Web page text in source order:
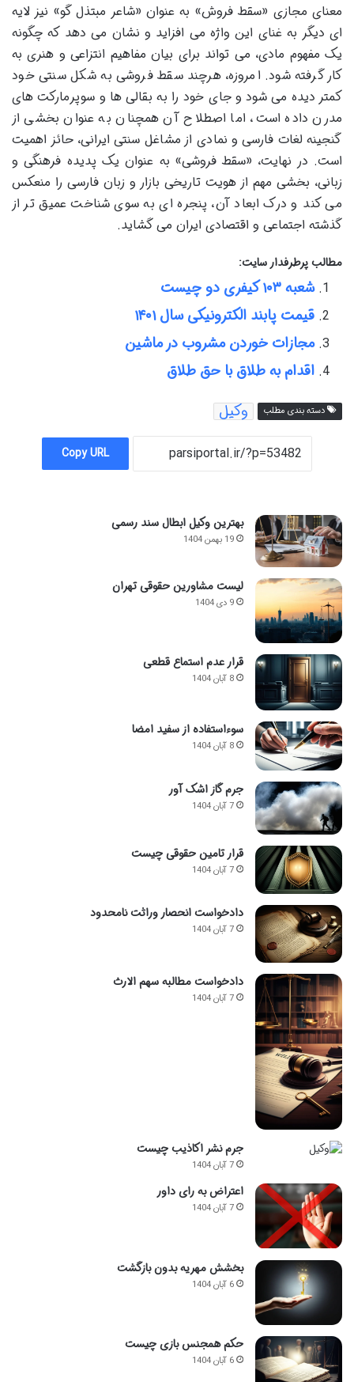
معنای مجازی «سقط فروش» به عنوان «شاعر مبتذل گو» نیز لایه
ای دیگر به غنای این واژه می افزاید و نشان می دهد که چگونه
یک مفهوم مادی، می تواند برای بیان مفاهیم انتزاعی و هنری به
کار گرفته شود. امروزه، هرچند سقط فروشی به شکل سنتی خود
کمتر دیده می شود و جای خود را به بقالی ها و سوپرمارکت های
مدرن داده است، اما اصطلاح آن همچنان به عنوان بخشی از
گنجینه لغات فارسی و نمادی از مشاغل سنتی ایرانی، حائز اهمیت
است. در نهایت، «سقط فروشی» به عنوان یک پدیده فرهنگی و
زبانی، بخشی مهم از هویت تاریخی بازار و زبان فارسی را منعکس
می کند و درک ابعاد آن، پنجره ای به سوی شناخت عمیق تر از
گذشته اجتماعی و اقتصادی ایران می گشاید.
مطالب پرطرفدار سایت:
شعبه ۱۰۳ کیفری دو چیست
قیمت پابند الکترونیکی سال ۱۴۰۱
مجازات خوردن مشروب در ماشین
اقدام به طلاق با حق طلاق
دسته بندی مطلب وکیل
Copy URL
بهترین وکیل ابطال سند رسمی
19 بهمن 1404
لیست مشاورین حقوقی تهران
9 دی 1404
قرار عدم استماع قطعی
8 آبان 1404
سوءاستفاده از سفید امضا
8 آبان 1404
جرم گاز اشک آور
7 آبان 1404
قرار تامین حقوقی چیست
7 آبان 1404
دادخواست انحصار وراثت نامحدود
7 آبان 1404
دادخواست مطالبه سهم الارث
7 آبان 1404
جرم نشر اکاذیب چیست
7 آبان 1404
اعتراض به رای داور
7 آبان 1404
بخشش مهریه بدون بازگشت
6 آبان 1404
حکم همجنس بازی چیست
6 آبان 1404